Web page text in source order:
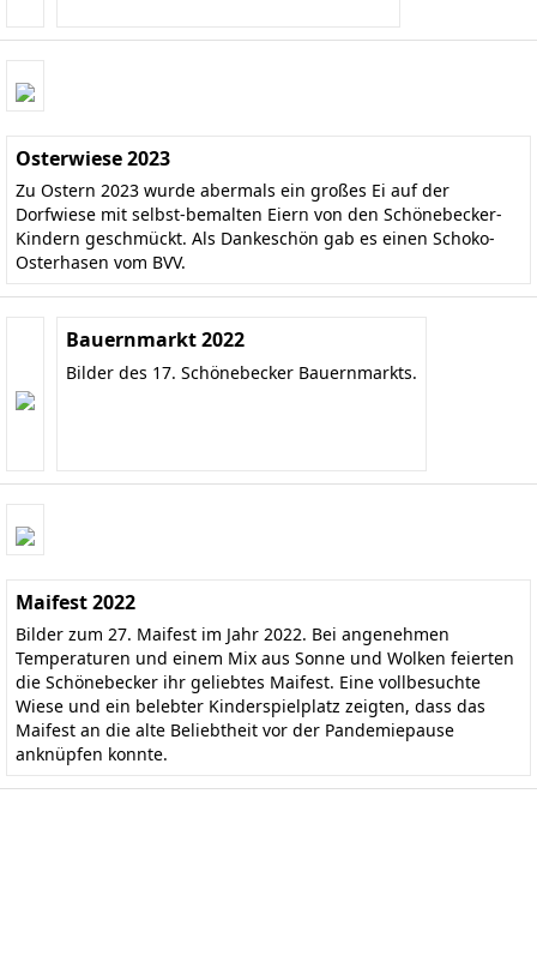
Osterwiese 2023
Zu Ostern 2023 wurde abermals ein großes Ei auf der
Dorfwiese mit selbst-bemalten Eiern von den Schönebecker-
Kindern geschmückt. Als Dankeschön gab es einen Schoko-
Osterhasen vom BVV.
Bauernmarkt 2022
Bilder des 17. Schönebecker Bauernmarkts.
Maifest 2022
Bilder zum 27. Maifest im Jahr 2022. Bei angenehmen
Temperaturen und einem Mix aus Sonne und Wolken feierten
die Schönebecker ihr geliebtes Maifest. Eine vollbesuchte
Wiese und ein belebter Kinderspielplatz zeigten, dass das
Maifest an die alte Beliebtheit vor der Pandemiepause
anknüpfen konnte.